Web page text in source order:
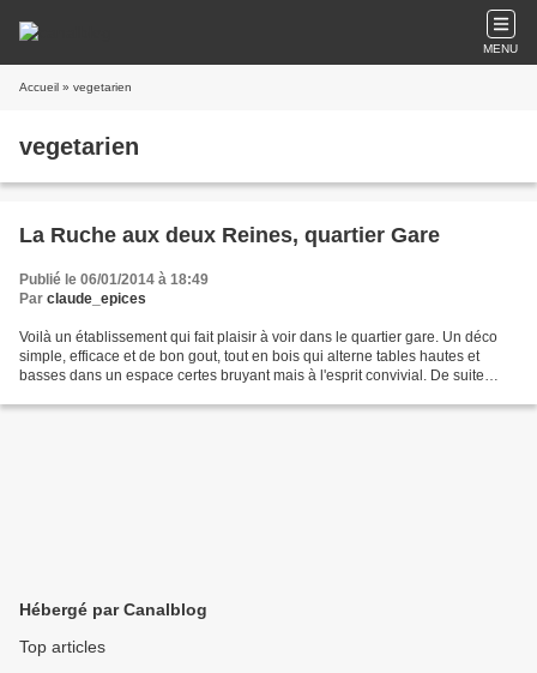
MENU
Accueil » vegetarien
vegetarien
La Ruche aux deux Reines, quartier Gare
Publié le 06/01/2014 à 18:49
Par claude_epices
Voilà un établissement qui fait plaisir à voir dans le quartier gare. Un déco
simple, efficace et de bon gout, tout en bois qui alterne tables hautes et
basses dans un espace certes bruyant mais à l'esprit convivial. De suite
Hébergé par Canalblog
Top articles